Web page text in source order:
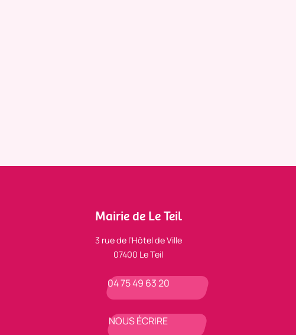
Mairie de Le Teil
3 rue de l’Hôtel de Ville
07400 Le Teil
04 75 49 63 20
NOUS ÉCRIRE